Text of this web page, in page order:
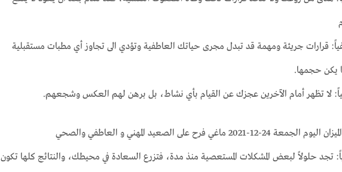
قرارات جريئة ومهمة قد تبدل مجرى حياتك العاطفية وتؤدي الى تجاوز أي مطبات مستقبلية
يكن حجمها.
لا تظهر أمام الآخرين عجزك عن القيام بأي نشاط، بل برهن لهم العكس وشجعهم.
الجمعة 24-12-2021 ماغي فرح على الصعيد المهني و العاطفي والصحي
تجد حلولاً لبعض المشكلات المستعصية منذ مدة، فتزرع السعادة في محيطك، والنتائج كلها تكون